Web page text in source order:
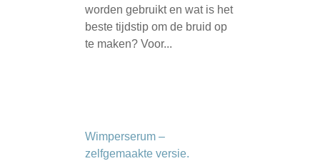
worden gebruikt en wat is het
beste tijdstip om de bruid op
te maken? Voor...
Wimperserum –
zelfgemaakte versie.